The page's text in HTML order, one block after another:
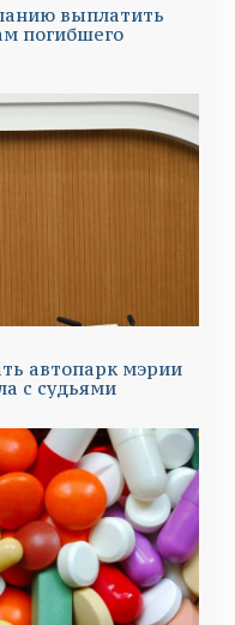
выплатить
погибшего
автопарк мэрии
с судьями